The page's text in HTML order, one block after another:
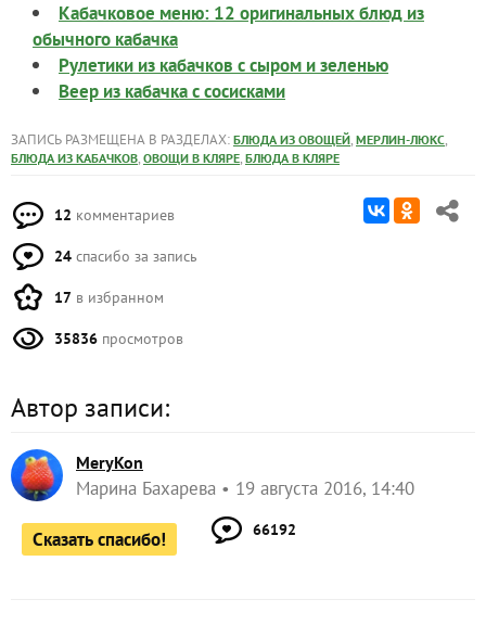
Кабачковое меню: 12 оригинальных блюд из
обычного кабачка
Рулетики из кабачков с сыром и зеленью
Веер из кабачка с сосисками
ЗАПИСЬ РАЗМЕЩЕНА В РАЗДЕЛАХ: БЛЮДА ИЗ ОВОЩЕЙ, МЕРЛИН-ЛЮКС,
БЛЮДА ИЗ КАБАЧКОВ, ОВОЩИ В КЛЯРЕ, БЛЮДА В КЛЯРЕ
12 комментариев
24 спасибо за запись
17 в избранном
35836 просмотров
Автор записи:
MeryKon
Марина Бахарева 19 августа 2016, 14:40
Сказать спасибо! 66192